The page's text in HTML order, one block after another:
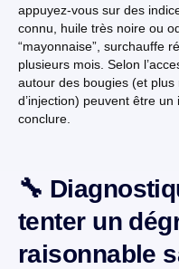
appuyez-vous sur des
connu, huile très noire ou
“mayonnaise”, surchauffe
plusieurs mois. Selon
autour des bougies (et
d’injection) peuvent être
conclure.
🔧
tenter un
raisonnable